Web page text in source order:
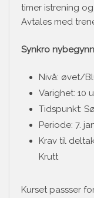
timer istrening
Avtales med
Synkro
Nivå: øvet/
Varighet: 10
Tidspunkt:
Periode: 7.
Krav til
Krutt
Kurset passser